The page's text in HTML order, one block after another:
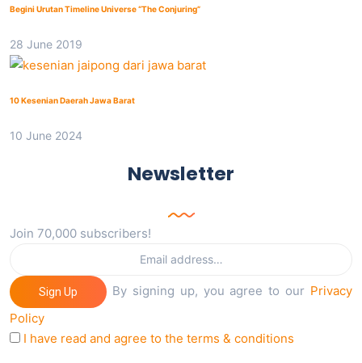
Begini Urutan Timeline Universe “The Conjuring”
28 June 2019
10 Kesenian Daerah Jawa Barat
10 June 2024
Newsletter
Join 70,000 subscribers!
Sign Up By signing up, you agree to our Privacy
Policy
I have read and agree to the terms & conditions